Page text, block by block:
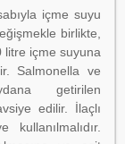
içme suyu
birlikte,
içme suyuna
Salmonella ve
getirilen
edilir. İlaçlı